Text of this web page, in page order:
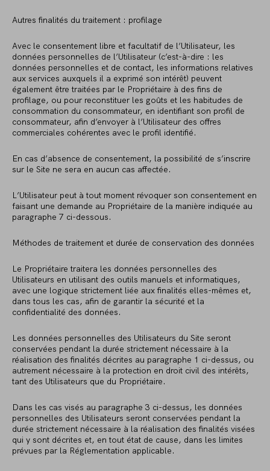
Autres finalités du traitement : profilage
Avec le consentement libre et facultatif de l’Utilisateur, les
données personnelles de l’Utilisateur (c’est-à-dire : les
données personnelles et de contact, les informations relatives
aux services auxquels il a exprimé son intérêt) peuvent
également être traitées par le Propriétaire à des fins de
profilage, ou pour reconstituer les goûts et les habitudes de
consommation du consommateur, en identifiant son profil de
consommateur, afin d’envoyer à l’Utilisateur des offres
commerciales cohérentes avec le profil identifié.
En cas d’absence de consentement, la possibilité de s’inscrire
sur le Site ne sera en aucun cas affectée.
L’Utilisateur peut à tout moment révoquer son consentement en
faisant une demande au Propriétaire de la manière indiquée au
paragraphe 7 ci-dessous.
Méthodes de traitement et durée de conservation des données
Le Propriétaire traitera les données personnelles des
Utilisateurs en utilisant des outils manuels et informatiques,
avec une logique strictement liée aux finalités elles-mêmes et,
dans tous les cas, afin de garantir la sécurité et la
confidentialité des données.
Les données personnelles des Utilisateurs du Site seront
conservées pendant la durée strictement nécessaire à la
réalisation des finalités décrites au paragraphe 1 ci-dessus, ou
autrement nécessaire à la protection en droit civil des intérêts,
tant des Utilisateurs que du Propriétaire.
Dans les cas visés au paragraphe 3 ci-dessus, les données
personnelles des Utilisateurs seront conservées pendant la
durée strictement nécessaire à la réalisation des finalités visées
qui y sont décrites et, en tout état de cause, dans les limites
prévues par la Réglementation applicable.